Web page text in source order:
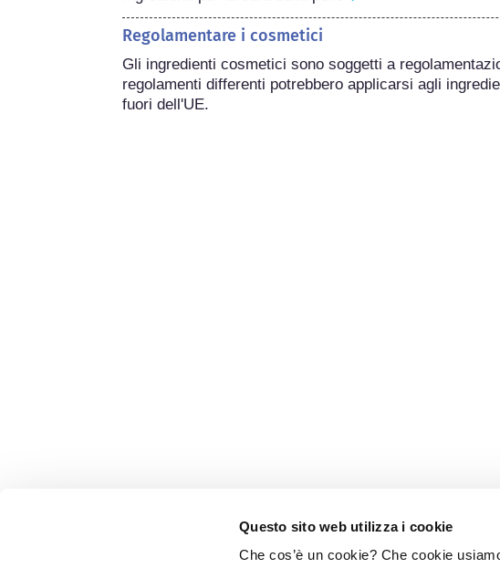
Questo sito web utilizza i cookie
Che cos’è un cookie? Che cookie
Regolamentare i cosmetici
Gli ingredienti cosmetici sono soggetti a
regolamenti differenti potrebbero applicarsi agli
fuori dell'UE.